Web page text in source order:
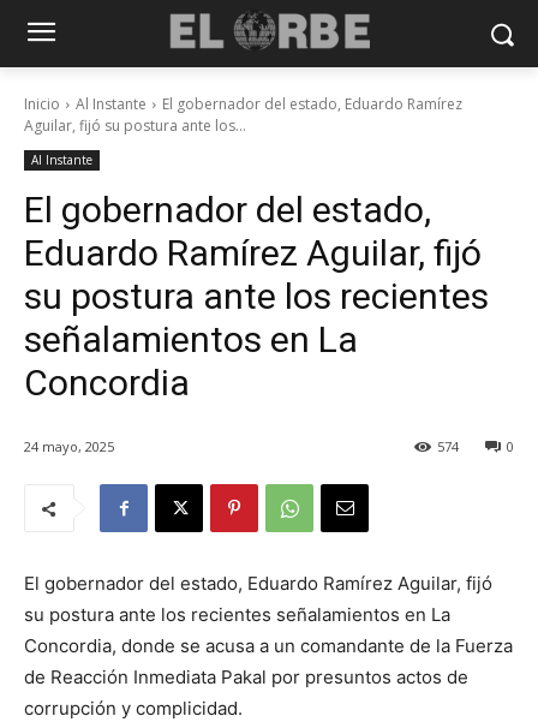
Inicio Al Instante
El gobernador del estado, Eduardo Ramírez
Aguilar, fijó su postura ante los...
Al Instante
El gobernador del estado,
Eduardo Ramírez Aguilar, fijó
su postura ante los recientes
señalamientos en La
Concordia
24 mayo, 2025 0
574
El gobernador del estado, Eduardo Ramírez Aguilar, fijó
su postura ante los recientes señalamientos en La
Concordia, donde se acusa a un comandante de la Fuerza
de Reacción Inmediata Pakal por presuntos actos de
corrupción y complicidad.